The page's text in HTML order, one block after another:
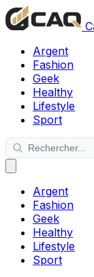
Argent
Fashion
Geek
Healthy
Lifestyle
Sport
Argent
Fashion
Geek
Healthy
Lifestyle
Sport